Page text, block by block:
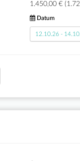
1.450,00 €
Datum
12.10.26 -